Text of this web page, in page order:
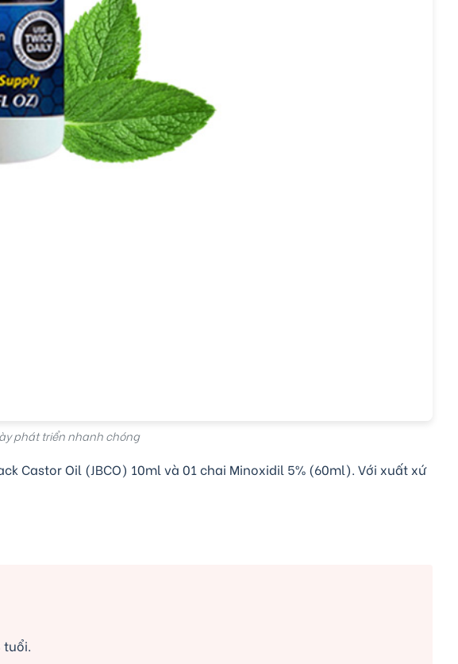
phát triển nhanh chóng
Castor Oil (JBCO) 10ml và 01 chai Minoxidil 5% (60ml). Với xuất xứ
tuổi.